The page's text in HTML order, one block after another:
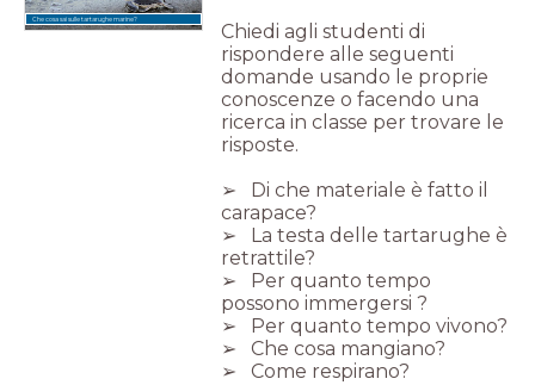
Che cosa sai sulle tartarughe marine?
Chiedi agli studenti di
rispondere alle seguenti
domande usando le proprie
conoscenze o facendo una
ricerca in classe per trovare le
risposte.
➢ Di che materiale è fatto il
carapace?
➢ La testa delle tartarughe è
retrattile?
➢ Per quanto tempo
possono immergersi ?
➢ Per quanto tempo vivono?
➢ Che cosa mangiano?
➢ Come respirano?